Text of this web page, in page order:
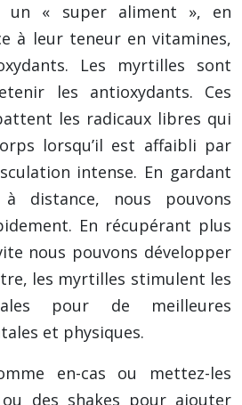
un « super aliment », en
à leur teneur en vitamines,
Les myrtilles sont
les antioxydants. Ces
les radicaux libres qui
lorsqu’il est affaibli par
intense. En gardant
distance, nous pouvons
En récupérant plus
nous pouvons développer
les myrtilles stimulent les
pour de meilleures
et physiques.
en-cas ou mettez-les
des shakes pour ajouter